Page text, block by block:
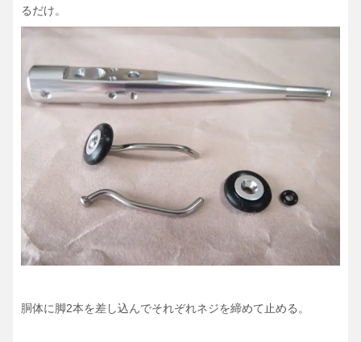
るだけ。
胴体に脚2本を差し込んでそれぞれネジを締めて止める。